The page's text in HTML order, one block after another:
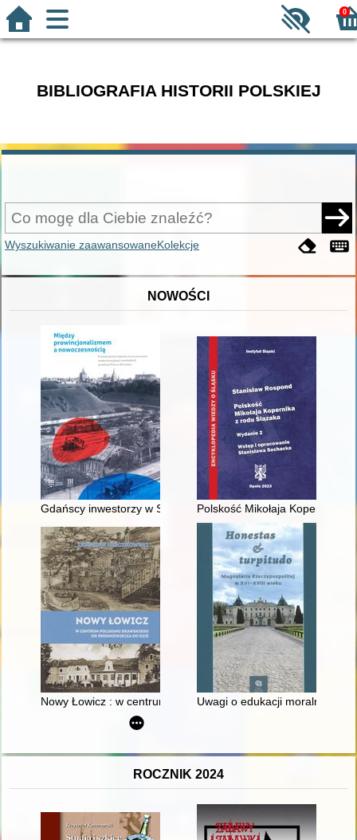
0
BIBLIOGRAFIA HISTORII POLSKIEJ
Wyszukiwanie zaawansowaneKolekcje
NOWOŚCI
Gdańscy inwestorzy w Sopocie : prestiż finansowy i
Polskość Mikołaja Kopernika z
Nowy Łowicz : w centrum poligonu drawskiego od
Uwagi o edukacji moralnej
ROCZNIK 2024